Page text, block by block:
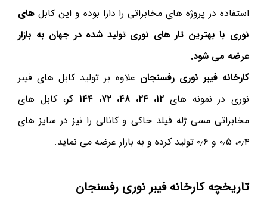
استفاده در پروژه های مخابراتی را دارا بوده و این کابل های
نوری با بهترین تار های نوری تولید شده در جهان به بازار
عرضه می شود.
کارخانه فیبر نوری رفسنجان علاوه بر تولید کابل های فیبر
نوری در نمونه های ۱۲، ۲۴، ۴۸، ۷۲، ۱۴۴ کر
، کابل های
مخابراتی مسی ژله فیلد خاکی و کانالی را نیز در سایز های
۰٫۴، ۰٫۵ و ۰٫۶ تولید کرده و به بازار عرضه می نماید.
تاریخچه کارخانه فیبر نوری رفسنجان